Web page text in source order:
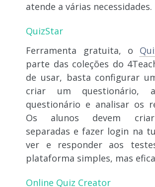
atende a várias necessidades.
QuizStar
Ferramenta gratuita, o
parte das coleções do
de usar, basta configurar
criar um questionário,
questionário e analisar os
Os alunos devem
separadas e fazer login na
ver e responder aos
plataforma simples, mas
Online Quiz Creator